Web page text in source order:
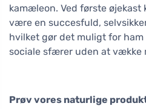
kamæleon. Ved første øjekast
være en succesfuld,
hvilket gør det muligt for
sociale sfærer uden at vække
Prøv vores naturlige